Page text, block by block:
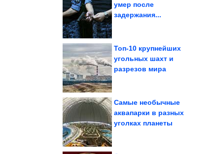
умер после
задержания...
Топ-10 крупнейших
угольных шахт и
разрезов мира
Самые необычные
аквапарки в разных
уголках планеты
Примеры